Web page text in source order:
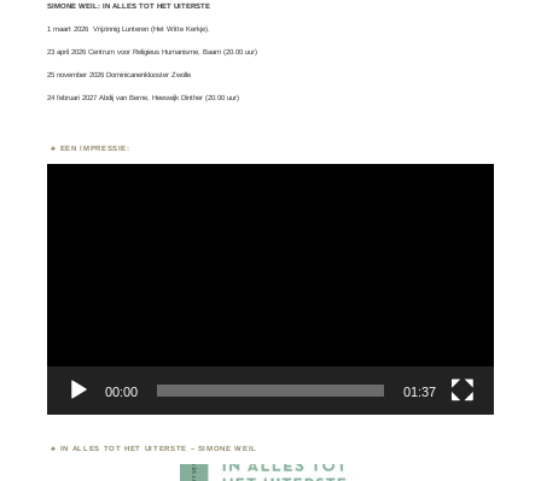
SIMONE WEIL: IN ALLES TOT HET UITERSTE
1 maart 2026Vrijzinnig Lunteren (Het Witte Kerkje).
23 april 2026 Centrum voor Religieus Humanisme, Baarn (20.00 uur)
25 november 2026 Dominicanenklooster Zwolle
24 februari 2027 Abdij van Berne, Heeswijk Dinther (20.00 uur)
EEN IMPRESSIE:
00:00 01:37
IN ALLES TOT HET UITERSTE – SIMONE WEIL